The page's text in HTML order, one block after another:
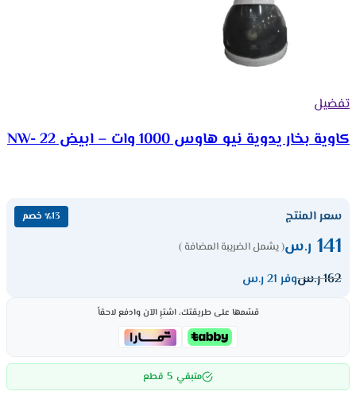
تفضيل
كاوية بخار يدوية نيو هاوس 1000 وات – ابيض NW- 22
سعر المنتج ٪13 خصم
141 ر.س( يشمل الضريبة المضافة )
162ر.سوفر 21 ر.س
قسّمها على طريقتك، اشترِ الآن وادفع لاحقاً
متبقي 5 قطع